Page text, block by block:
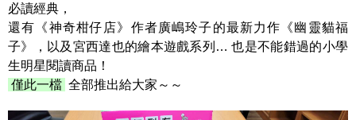
必讀經典，
還有《神奇柑仔店》作者廣嶋玲子的最新力作《幽靈貓福
子》，以及宮西達也的繪本遊戲系列… 也是不能錯過的小學
生明星閱讀商品！
僅此一檔 全部推出給大家～～